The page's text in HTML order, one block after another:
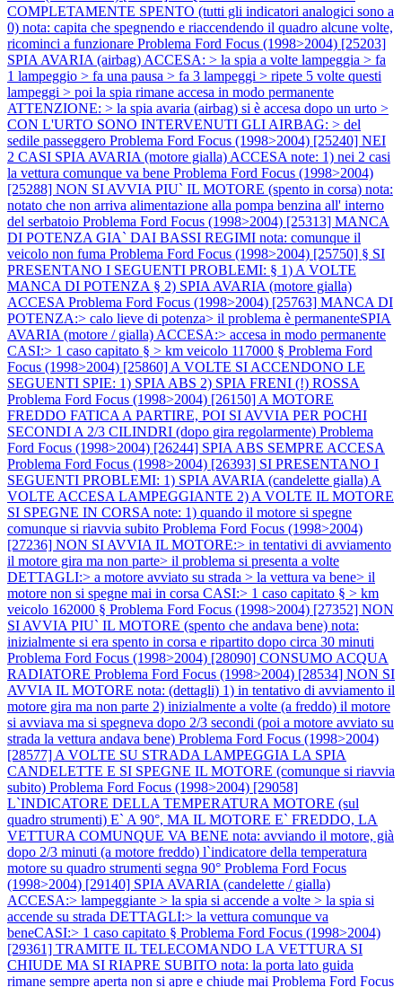
COMPLETAMENTE SPENTO (tutti gli indicatori analogici sono a
0) nota: capita che spegnendo e riaccendendo il quadro alcune volte,
ricominci a funzionare Problema Ford Focus (1998>2004) [25203]
SPIA AVARIA (airbag) ACCESA: > la spia a volte lampeggia > fa
1 lampeggio > fa una pausa > fa 3 lampeggi > ripete 5 volte questi
lampeggi > poi la spia rimane accesa in modo permanente
ATTENZIONE: > la spia avaria (airbag) si è accesa dopo un urto >
CON L'URTO SONO INTERVENUTI GLI AIRBAG: > del
sedile passeggero Problema Ford Focus (1998>2004) [25240] NEI
2 CASI SPIA AVARIA (motore gialla) ACCESA note: 1) nei 2 casi
la vettura comunque va bene Problema Ford Focus (1998>2004)
[25288] NON SI AVVIA PIU` IL MOTORE (spento in corsa) nota:
notato che non arriva alimentazione alla pompa benzina all' interno
del serbatoio Problema Ford Focus (1998>2004) [25313] MANCA
DI POTENZA GIA` DAI BASSI REGIMI nota: comunque il
veicolo non fuma Problema Ford Focus (1998>2004) [25750] § SI
PRESENTANO I SEGUENTI PROBLEMI: § 1) A VOLTE
MANCA DI POTENZA § 2) SPIA AVARIA (motore gialla)
ACCESA Problema Ford Focus (1998>2004) [25763] MANCA DI
POTENZA:> calo lieve di potenza> il problema è permanenteSPIA
AVARIA (motore / gialla) ACCESA:> accesa in modo permanente
CASI:> 1 caso capitato § > km veicolo 117000 § Problema Ford
Focus (1998>2004) [25860] A VOLTE SI ACCENDONO LE
SEGUENTI SPIE: 1) SPIA ABS 2) SPIA FRENI (!) ROSSA
Problema Ford Focus (1998>2004) [26150] A MOTORE
FREDDO FATICA A PARTIRE, POI SI AVVIA PER POCHI
SECONDI A 2/3 CILINDRI (dopo gira regolarmente) Problema
Ford Focus (1998>2004) [26244] SPIA ABS SEMPRE ACCESA
Problema Ford Focus (1998>2004) [26393] SI PRESENTANO I
SEGUENTI PROBLEMI: 1) SPIA AVARIA (candelette gialla) A
VOLTE ACCESA LAMPEGGIANTE 2) A VOLTE IL MOTORE
SI SPEGNE IN CORSA note: 1) quando il motore si spegne
comunque si riavvia subito Problema Ford Focus (1998>2004)
[27236] NON SI AVVIA IL MOTORE:> in tentativi di avviamento
il motore gira ma non parte> il problema si presenta a volte
DETTAGLI:> a motore avviato su strada > la vettura va bene> il
motore non si spegne mai in corsa CASI:> 1 caso capitato § > km
veicolo 162000 § Problema Ford Focus (1998>2004) [27352] NON
SI AVVIA PIU` IL MOTORE (spento che andava bene) nota:
inizialmente si era spento in corsa e ripartito dopo circa 30 minuti
Problema Ford Focus (1998>2004) [28090] CONSUMO ACQUA
RADIATORE Problema Ford Focus (1998>2004) [28534] NON SI
AVVIA IL MOTORE nota: (dettagli) 1) in tentativo di avviamento il
motore gira ma non parte 2) inizialmente a volte (a freddo) il motore
si avviava ma si spegneva dopo 2/3 secondi (poi a motore avviato su
strada la vettura andava bene) Problema Ford Focus (1998>2004)
[28577] A VOLTE SU STRADA LAMPEGGIA LA SPIA
CANDELETTE E SI SPEGNE IL MOTORE (comunque si riavvia
subito) Problema Ford Focus (1998>2004) [29058]
L`INDICATORE DELLA TEMPERATURA MOTORE (sul
quadro strumenti) E` A 90°, MA IL MOTORE E` FREDDO, LA
VETTURA COMUNQUE VA BENE nota: avviando il motore, già
dopo 2/3 minuti (a motore freddo) l`indicatore della temperatura
motore su quadro strumenti segna 90° Problema Ford Focus
(1998>2004) [29140] SPIA AVARIA (candelette / gialla)
ACCESA:> lampeggiante > la spia si accende a volte > la spia si
accende su strada DETTAGLI:> la vettura comunque va
beneCASI:> 1 caso capitato § Problema Ford Focus (1998>2004)
[29361] TRAMITE IL TELECOMANDO LA VETTURA SI
CHIUDE MA SI RIAPRE SUBITO nota: la porta lato guida
rimane sempre aperta non si apre e chiude mai Problema Ford Focus